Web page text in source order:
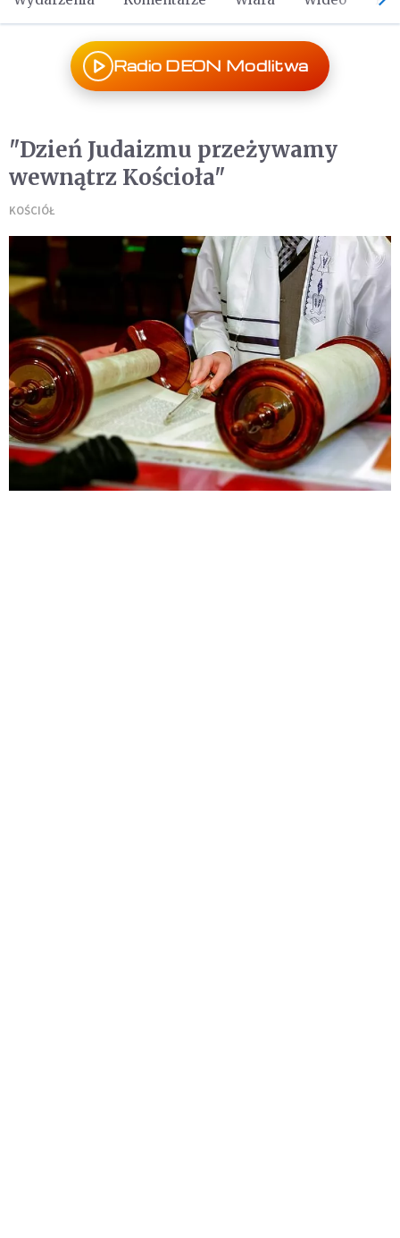
Radio DEON Modlitwa
"Dzień Judaizmu przeżywamy
wewnątrz Kościoła"
KOŚCIÓŁ